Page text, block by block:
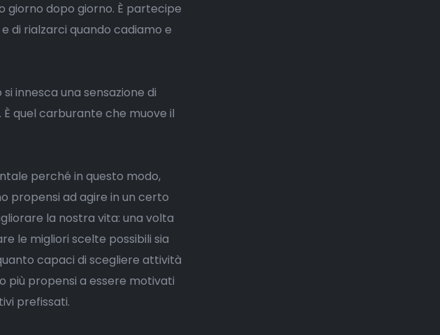
giorno dopo giorno. È partecipe
di rialzarci quando cadiamo e
innesca una sensazione di
quel carburante che muove il
perché in questo modo,
propensi ad agire in un certo
la nostra vita: una volta
le migliori scelte possibili sia
capaci di scegliere attività
più propensi a essere motivati
prefissati.